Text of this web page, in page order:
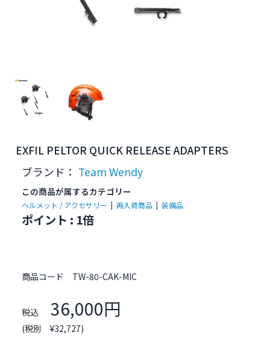
EXFIL PELTOR QUICK RELEASE ADAPTERS
ブランド： Team Wendy
この商品が属するカテゴリー
ヘルメット / アクセサリー | 再入荷商品 | 装備品
ポイント : 1倍
商品コード TW-80-CAK-MIC
税込 36,000円
(税別 ¥32,727)